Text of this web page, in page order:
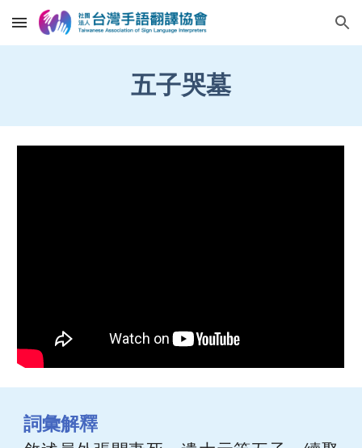
Skip to main content Skip to navigation
五子哭墓
詞彙解釋